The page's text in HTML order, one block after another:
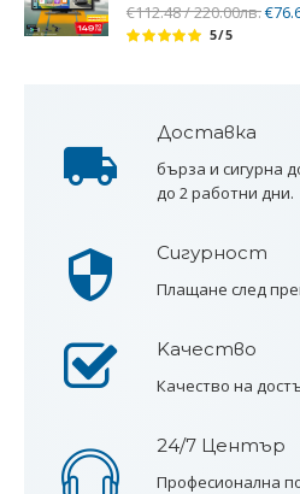
€112.48 / 220.00лв.
5/5
Доставка
бърза и сигурна
до 2 работни дни.
Сигурност
Плащане след
Kачество
Качество на
24/7 Център
Професионална